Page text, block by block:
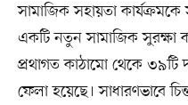
সামাজিক সহায়তা
একটি নতুন সামাজিক সুরক্ষা
প্রথাগত কাঠামো থেকে ৩৯টি
ফেলা হয়েছে। সাধারণভাবে